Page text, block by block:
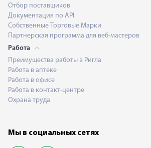
Отбор поставщиков
Документация по API
Собственные Торговые Марки
Партнерская программа для веб-мастеров
Работа
Преимущества работы в Ригла
Работа в аптеке
Работа в офисе
Работа в контакт-центре
Охрана труда
Мы в социальных сетях